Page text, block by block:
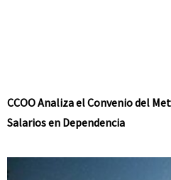
CCOO Analiza el Convenio del
Salarios en Dependencia